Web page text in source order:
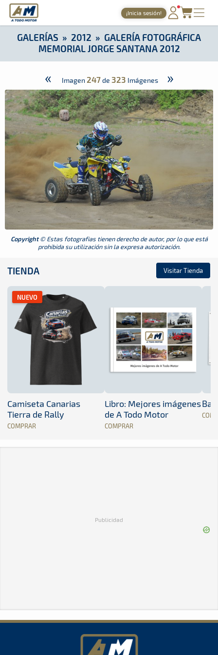
A Todo Motor · Revista del motor desde 1999
¡Inicia sesión!
PORTADA
TIEMPOS ONLINE
AGENDA
GALERÍAS
TIENDA
ARCHIVO
A Todo Motor Galería Fotográfica
GALERÍAS » 2012 » GALERÍA FOTOGRÁFICA
MEMORIAL JORGE SANTANA 2012
« Imagen 247de 323 Imágenes »
Copyright© Estas fotografias tienen derecho de autor, por lo que está
prohibida su utilización sin la expresa autorización.
TIENDA Visitar Tienda
NUEVO
Camiseta Canarias
Tierra de Rally
COMPRAR
Libro: Mejores imágenes
de A Todo Motor
COMPRAR
Publicidad